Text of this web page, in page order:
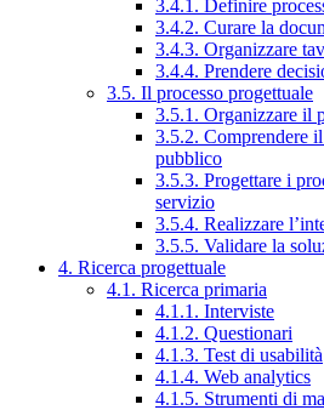
3.4.1. Definire
3.4.2. Curare la
3.4.3. Organizzare
3.4.4. Prendere
3.5. Il processo progettuale
3.5.1. Organizzare il
3.5.2. Comprendere
pubblico
3.5.3. Progettare i
servizio
3.5.4. Realizzare
3.5.5. Validare la
4. Ricerca progettuale
4.1. Ricerca primaria
4.1.1. Interviste
4.1.2. Questionari
4.1.3. Test di usabilità
4.1.4. Web analytics
4.1.5. Strumenti di